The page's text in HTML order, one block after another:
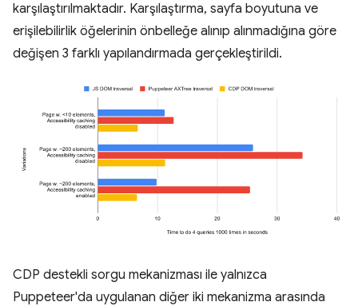
karşılaştırılmaktadır. Karşılaştırma, sayfa boyutuna ve
erişilebilirlik öğelerinin önbelleğe alınıp alınmadığına göre
değişen 3 farklı yapılandırmada gerçekleştirildi.
CDP destekli sorgu mekanizması ile yalnızca
Puppeteer'da uygulanan diğer iki mekanizma arasında